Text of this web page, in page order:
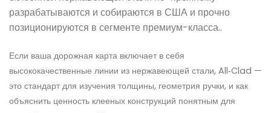
разрабатываются и собираются в США и прочно
позиционируются в сегменте премиум-класса..
Если ваша дорожная карта включает в себя
высококачественные линии из нержавеющей стали, All‑Clad —
это стандарт для изучения толщины, геометрия ручки, и как
объяснить ценность клееных конструкций понятным для